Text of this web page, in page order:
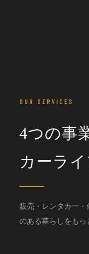
OUR SERVICES
4つの事
カーラ
販売・レンタカー
のある暮らしをもっ